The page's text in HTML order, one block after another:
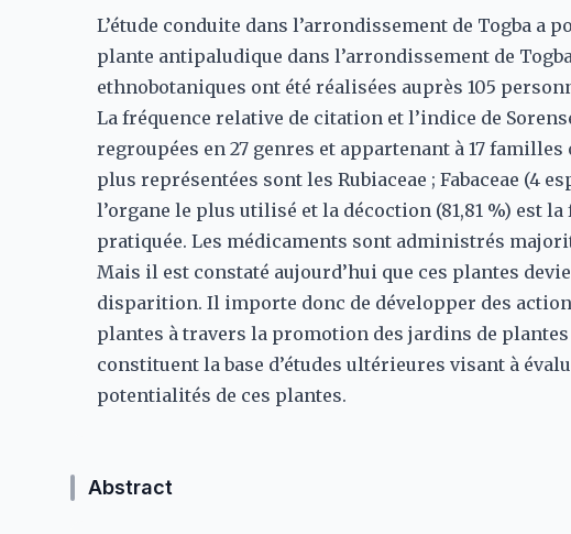
L’étude conduite dans l’arrondissement de Togba a
plante antipaludique dans l’arrondissement de
ethnobotaniques ont été réalisées auprès 105
La fréquence relative de citation et l’indice de
regroupées en 27 genres et appartenant à 17
plus représentées sont les Rubiaceae ; Fabaceae (4
l’organe le plus utilisé et la décoction (81,81 %) est
pratiquée. Les médicaments sont administrés
Mais il est constaté aujourd’hui que ces plantes
disparition. Il importe donc de développer des
plantes à travers la promotion des jardins de
constituent la base d’études ultérieures visant à
potentialités de ces plantes.
Abstract